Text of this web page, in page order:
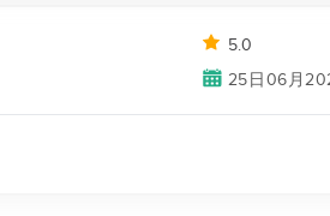
5.0
25日06月